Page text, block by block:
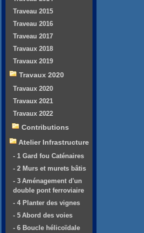
Traveau 2015
Traveau 2016
Traveau 2017
Travaux 2018
Travaux 2019
Travaux 2020
Travaux 2020
Travaux 2021
Travaux 2022
Contributions
Atelier Infrastructure
- 1 Gard fou Caténaires
- 2 Murs et murets bâtis
- 3 Aménagement d'un
double pont ferroviaire
- 4 Planter des vignes
- 5 Abord des voies
- 6 Boucle hélicoïdale